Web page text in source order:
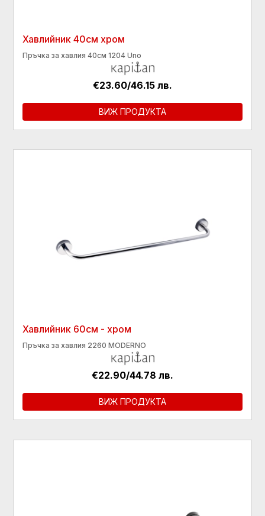
Хавлийник 40см хром
Пръчка за хавлия 40см 1204 Uno
€23.60/46.15 лв.
ВИЖ ПРОДУКТА
Хавлийник 60см - хром
Пръчка за хавлия 2260 MODERNO
€22.90/44.78 лв.
ВИЖ ПРОДУКТА